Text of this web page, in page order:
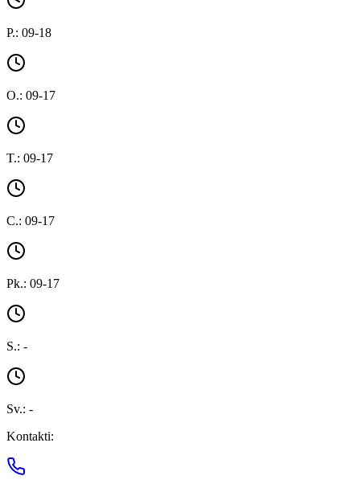
P.: 09-18
O.: 09-17
T.: 09-17
C.: 09-17
Pk.: 09-17
S.: -
Sv.: -
Kontakti: